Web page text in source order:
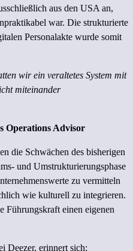
aus den USA an,
war. Die strukturierte
Personalakte wurde somit
wir ein veraltetes System mit
miteinander
Operations Advisor
die Schwächen des bisherigen
und Umstrukturierungsphase
zu vermitteln
wie kulturell zu integrieren.
Führungskraft einen eigenen
Deezer, erinnert sich: